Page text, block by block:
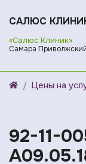
САЛЮС
«Салюс Клиник»
Самара Приволжский
Цены на
92-11-